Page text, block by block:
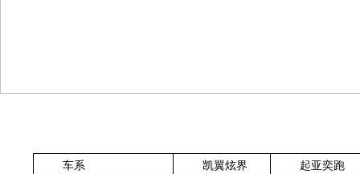
车系 凯翼炫界
起亚奕跑